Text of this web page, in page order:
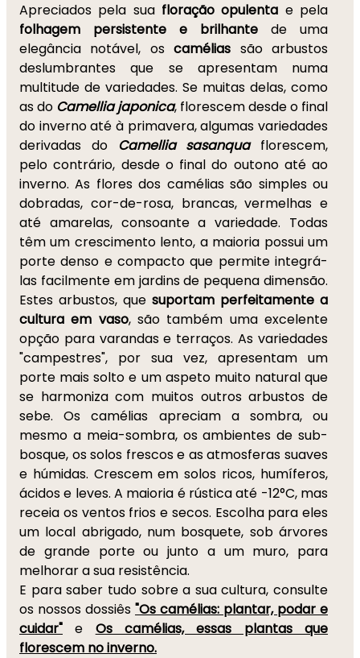
Apreciados pela sua floração opulenta e pela
folhagem persistente e brilhante de uma
elegância notável, oscamélias são arbustos
deslumbrantes que se apresentam numa
multitude de variedades. Se muitas delas, como
as do Camellia japonica, florescem desde o final
do inverno até à primavera, algumas variedades
derivadas do
Camellia sasanquaflorescem,
pelo contrário, desde o final do outono até ao
inverno. As flores dos camélias são simples ou
dobradas, cor-de-rosa, brancas, vermelhas e
até amarelas, consoante a variedade. Todas
têm um crescimento lento, a maioria possui um
porte denso e compacto que permite integrá-
las facilmente em jardins de pequena dimensão.
Estes arbustos, que suportam perfeitamente a
cultura em vaso, são também uma excelente
opção para varandas e terraços. As variedades
"campestres", por sua vez, apresentam um
porte mais solto e um aspeto muito natural que
se harmoniza com muitos outros arbustos de
sebe. Os camélias apreciam a sombra, ou
mesmo a meia-sombra, os ambientes de sub-
bosque, os solos frescos e as atmosferas suaves
e húmidas. Crescem em solos ricos, humíferos,
ácidos e leves. A maioria é rústica até -12°C, mas
receia os ventos frios e secos. Escolha para eles
um local abrigado, num bosquete, sob árvores
de grande porte ou junto a um muro, para
melhorar a sua resistência.
E para saber tudo sobre a sua cultura, consulte
os nossos dossiês "Os camélias: plantar, podar e
cuidar" e Os camélias, essas plantas que
florescem no inverno.